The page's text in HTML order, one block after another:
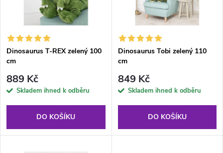
í
p
r
o
d
s
p
r
Dinosaurus T-REX zelený 100
cm
889 Kč
Skladem ihned k odběru
DO KOŠÍKU
Dinosaurus Tobi zelený 110
cm
849 Kč
Skladem ihned k odběru
DO KOŠÍKU